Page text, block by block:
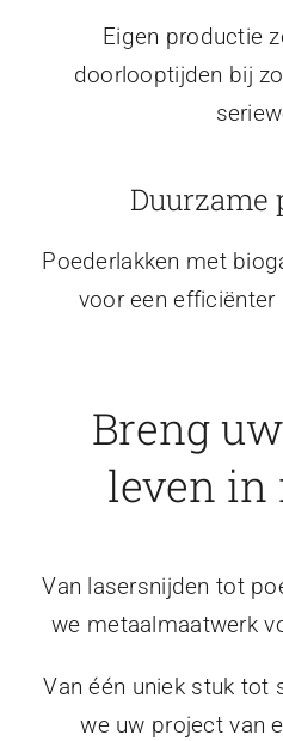
Eigen productie
doorlooptijden bij
Duurzame
Poederlakken met
voor een
Breng
leven in
Van lasersnijden tot
we metaalmaatwerk
Van één uniek stuk tot
we uw project van